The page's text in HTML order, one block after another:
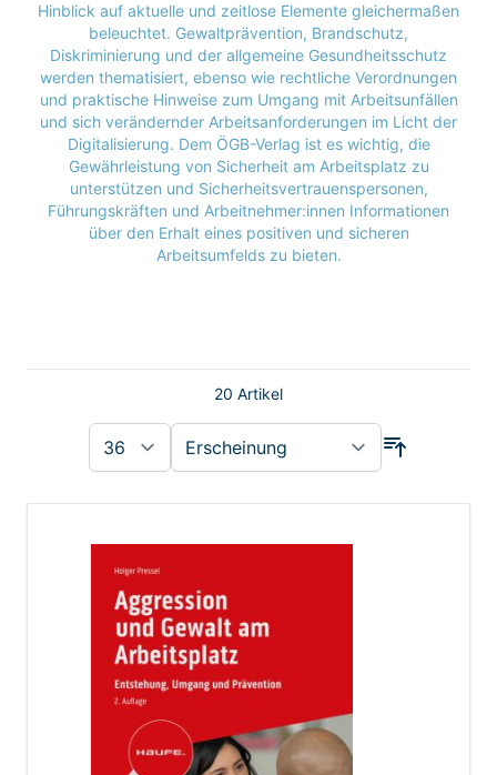
Hinblick auf aktuelle und zeitlose Elemente gleichermaßen
beleuchtet. Gewaltprävention, Brandschutz,
Diskriminierung und der allgemeine Gesundheitsschutz
werden thematisiert, ebenso wie rechtliche Verordnungen
und praktische Hinweise zum Umgang mit Arbeitsunfällen
und sich verändernder Arbeitsanforderungen im Licht der
Digitalisierung. Dem ÖGB-Verlag ist es wichtig, die
Gewährleistung von Sicherheit am Arbeitsplatz zu
unterstützen und Sicherheitsvertrauenspersonen,
Führungskräften und Arbeitnehmer:innen Informationen
über den Erhalt eines positiven und sicheren
Arbeitsumfelds zu bieten.
20 Artikel